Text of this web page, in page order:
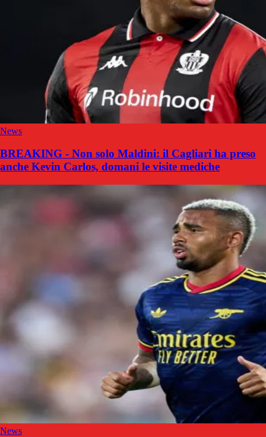
News
BREAKING - Non solo Maldini: il Cagliari ha preso
anche Kevin Carlos, domani le visite mediche
News